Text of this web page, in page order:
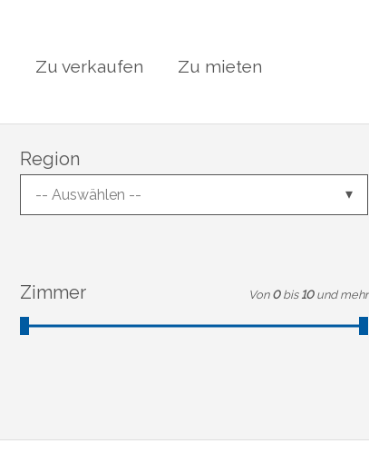
Zu verkaufen Zu mieten
Region
-- Auswählen --
Zimmer Von 0 bis 10 und mehr